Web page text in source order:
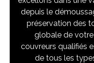
depuis le
préservation des
globale de
couvreurs qualifiés
de tous les